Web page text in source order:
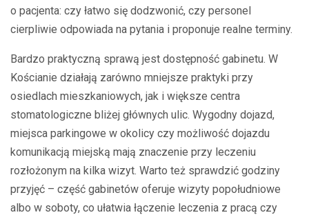
o pacjenta: czy łatwo się dodzwonić, czy personel
cierpliwie odpowiada na pytania i proponuje realne terminy.
Bardzo praktyczną sprawą jest dostępność gabinetu. W
Kościanie działają zarówno mniejsze praktyki przy
osiedlach mieszkaniowych, jak i większe centra
stomatologiczne bliżej głównych ulic. Wygodny dojazd,
miejsca parkingowe w okolicy czy możliwość dojazdu
komunikacją miejską mają znaczenie przy leczeniu
rozłożonym na kilka wizyt. Warto też sprawdzić godziny
przyjęć – część gabinetów oferuje wizyty popołudniowe
albo w soboty, co ułatwia łączenie leczenia z pracą czy